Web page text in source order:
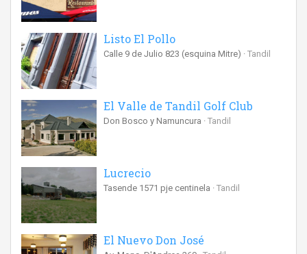
Listo El Pollo
Calle 9 de Julio 823 (esquina Mitre) Tandil
El Valle de Tandil Golf Club
Don Bosco y Namuncura Tandil
Lucrecio
Tasende 1571 pje centinela Tandil
El Nuevo Don José